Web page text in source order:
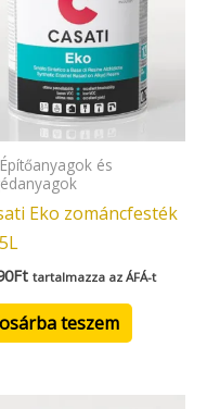
és
Eko zománcfesték
Ft tartalmazza az ÁFÁ-t
teszem